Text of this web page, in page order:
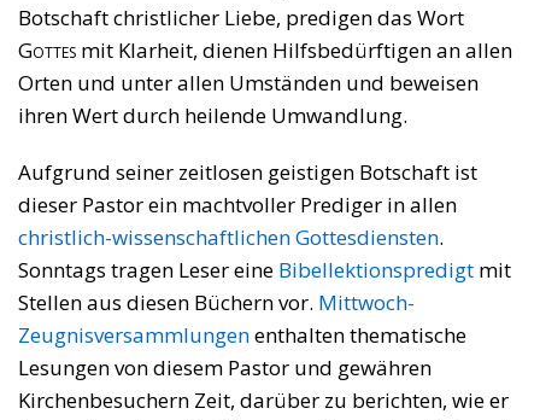
Botschaft christlicher Liebe, predigen das Wort
Gottes mit Klarheit, dienen Hilfsbedürftigen an allen
Orten und unter allen Umständen und beweisen
ihren Wert durch heilende Umwandlung.
Aufgrund seiner zeitlosen geistigen Botschaft ist
dieser Pastor ein machtvoller Prediger in allen
christlich-wissenschaftlichen Gottesdiensten.
Sonntags tragen Leser eine Bibellektionspredigt mit
Stellen aus diesen Büchern vor. Mittwoch-
Zeugnisversammlungenenthalten thematische
Lesungen von diesem Pastor und gewähren
Kirchenbesuchern Zeit, darüber zu berichten, wie er